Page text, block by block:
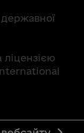
державної